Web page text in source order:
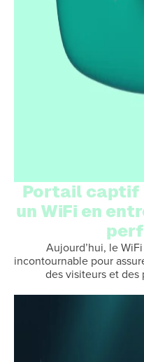
Portail captif
un WiFi en
Aujourd’hui, le
incontournable pour
des visiteurs et des